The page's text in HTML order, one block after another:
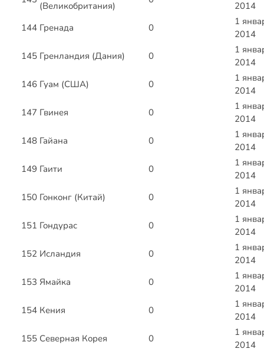
(Великобритания)
2014
144 Гренада 0
1
2014
145 Гренландия (Дания) 0
1
2014
146 Гуам (США) 0
1
2014
147 Гвинея 0
1
2014
148 Гайана 0
1
2014
149 Гаити 0
1
2014
150 Гонконг (Китай) 0
1
2014
151 Гондурас 0
1
2014
152 Исландия 0
1
2014
153 Ямайка 0
1
2014
154 Кения 0
1
2014
155 Северная Корея 0
1
2014